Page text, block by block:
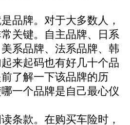
品牌。对于大多数人，
关键。自主品牌、日系
系品牌、法系品牌、韩
来起码也有好几十个品
了解一下该品牌的历
一个品牌是自己最心仪
条款。在购买车险时，